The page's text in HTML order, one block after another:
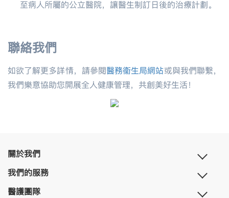
至病人所屬的公立醫院，讓醫生制訂日後的治療計劃。
聯絡我們
如欲了解更多詳情，請參閱醫務衞生局網站或與我們聯繫，
我們樂意協助您開展全人健康管理，共創美好生活！
關於我們
我們的服務
醫護團隊